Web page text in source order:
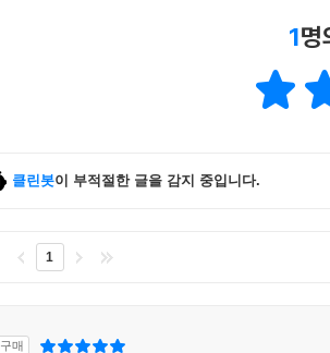
1명
클린봇이 부적절한 글을 감지 중입니다.
1
구매